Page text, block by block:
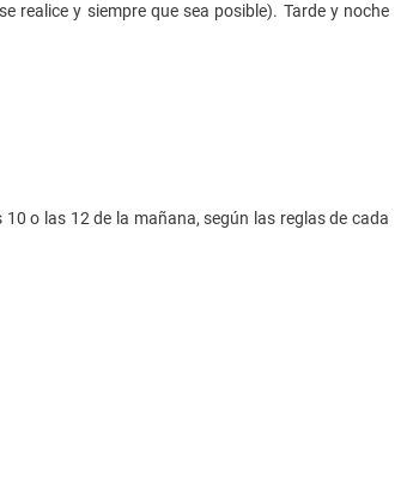
realice y siempre que sea posible). Tarde y noche
o las 12 de la mañana, según las reglas de cada